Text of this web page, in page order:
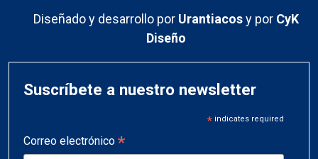
Diseñado y desarrollo por Urantiacosy por CyK
Diseño
Suscríbete a nuestro newsletter
*indicates required
Correo electrónico *